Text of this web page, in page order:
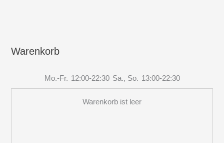
Warenkorb
Mo.-Fr. 12:00-22:30 Sa., So. 13:00-22:30
Warenkorb ist leer